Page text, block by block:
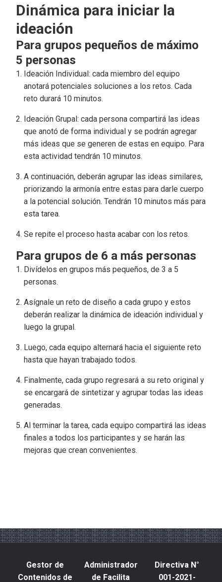
Dinámica para iniciar la
ideación
Para grupos pequeños de máximo
5 personas
Ideación Individual: cada miembro del equipo
anotará potenciales soluciones a los retos. Cada
reto durará 10 minutos.
Ideación Grupal: cada persona compartirá las ideas
que anotó de forma individual y se podrán agregar
más ideas que se generen de estas en equipo. Para
esta actividad tendrán 10 minutos.
A continuación, deberán agrupar las ideas similares,
priorizando la armonía entre estas para darle cuerpo
a la potencial solución. Tendrán 10 minutos más para
esta tarea.
Se repite el proceso hasta acabar con los retos.
Para grupos de 6 a más personas
Divídelos en grupos más pequeños, de 3 a 5
personas.
Asígnale un reto de diseño a cada grupo y estos
deberán realizar la dinámica de ideación individual y
luego la grupal.
Luego, cada equipo alternará hacia el siguiente reto
hasta que hayan trabajado todos.
Finalmente, cada grupo regresará a su reto original y
se encargará de sintetizar y agrupar todas las ideas
generadas.
Al terminar la tarea, cada equipo compartirá las ideas
finales a todos los participantes y se harán las
mejoras que crean convenientes.
Gestor de
Contenidos de
Administrador
de Facilita
Directiva N°
001-2021-